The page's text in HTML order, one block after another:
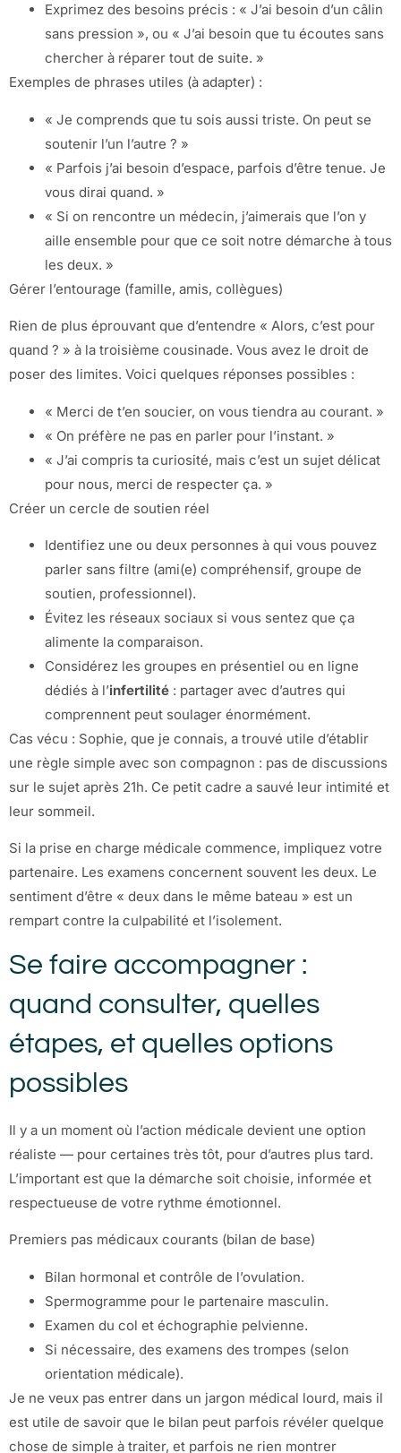
Exprimez des besoins précis : « J’ai besoin d’un câlin
sans pression », ou « J’ai besoin que tu écoutes sans
chercher à réparer tout de suite. »
Exemples de phrases utiles (à adapter) :
« Je comprends que tu sois aussi triste. On peut se
soutenir l’un l’autre ? »
« Parfois j’ai besoin d’espace, parfois d’être tenue. Je
vous dirai quand. »
« Si on rencontre un médecin, j’aimerais que l’on y
aille ensemble pour que ce soit notre démarche à tous
les deux. »
Gérer l’entourage (famille, amis, collègues)
Rien de plus éprouvant que d’entendre « Alors, c’est pour
quand ? » à la troisième cousinade. Vous avez le droit de
poser des limites. Voici quelques réponses possibles :
« Merci de t’en soucier, on vous tiendra au courant. »
« On préfère ne pas en parler pour l’instant. »
« J’ai compris ta curiosité, mais c’est un sujet délicat
pour nous, merci de respecter ça. »
Créer un cercle de soutien réel
Identifiez une ou deux personnes à qui vous pouvez
parler sans filtre (ami(e) compréhensif, groupe de
soutien, professionnel).
Évitez les réseaux sociaux si vous sentez que ça
alimente la comparaison.
Considérez les groupes en présentiel ou en ligne
dédiés à l’infertilité : partager avec d’autres qui
comprennent peut soulager énormément.
Cas vécu : Sophie, que je connais, a trouvé utile d’établir
une règle simple avec son compagnon : pas de discussions
sur le sujet après 21h. Ce petit cadre a sauvé leur intimité et
leur sommeil.
Si la prise en charge médicale commence, impliquez votre
partenaire. Les examens concernent souvent les deux. Le
sentiment d’être « deux dans le même bateau » est un
rempart contre la culpabilité et l’isolement.
Se faire accompagner :
quand consulter, quelles
étapes, et quelles options
possibles
Il y a un moment où l’action médicale devient une option
réaliste — pour certaines très tôt, pour d’autres plus tard.
L’important est que la démarche soit choisie, informée et
respectueuse de votre rythme émotionnel.
Premiers pas médicaux courants (bilan de base)
Bilan hormonal et contrôle de l’ovulation.
Spermogramme pour le partenaire masculin.
Examen du col et échographie pelvienne.
Si nécessaire, des examens des trompes (selon
orientation médicale).
Je ne veux pas entrer dans un jargon médical lourd, mais il
est utile de savoir que le bilan peut parfois révéler quelque
chose de simple à traiter, et parfois ne rien montrer